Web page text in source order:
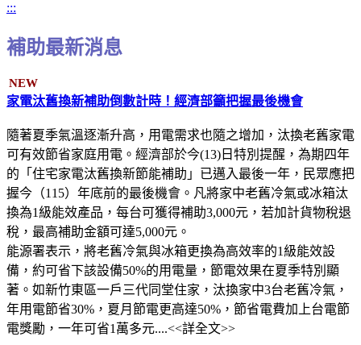
:::
補助最新消息
NEW
家電汰舊換新補助倒數計時！經濟部籲把握最後機會
隨著夏季氣溫逐漸升高，用電需求也隨之增加，汰換老舊家電
可有效節省家庭用電。經濟部於今(13)日特別提醒，為期四年
的「住宅家電汰舊換新節能補助」已邁入最後一年，民眾應把
握今（115）年底前的最後機會。凡將家中老舊冷氣或冰箱汰
換為1級能效產品，每台可獲得補助3,000元，若加計貨物稅退
稅，最高補助金額可達5,000元。
能源署表示，將老舊冷氣與冰箱更換為高效率的1級能效設
備，約可省下該設備50%的用電量，節電效果在夏季特別顯
著。如新竹東區一戶三代同堂住家，汰換家中3台老舊冷氣，
年用電節省30%，夏月節電更高達50%，節省電費加上台電節
電獎勵，一年可省1萬多元....<<詳全文>>